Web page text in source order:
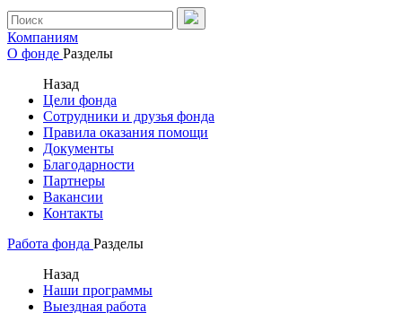
Компаниям
О фонде Разделы
Назад
Цели фонда
Сотрудники и друзья фонда
Правила оказания помощи
Документы
Благодарности
Партнеры
Вакансии
Контакты
Работа фонда Разделы
Назад
Наши программы
Выездная работа